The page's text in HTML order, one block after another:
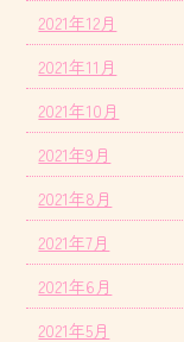
2021年12月
2021年11月
2021年10月
2021年9月
2021年8月
2021年7月
2021年6月
2021年5月